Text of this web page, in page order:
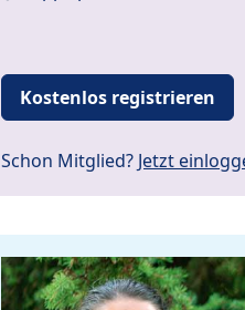
Kostenlos registrieren
Schon Mitglied? Jetzt